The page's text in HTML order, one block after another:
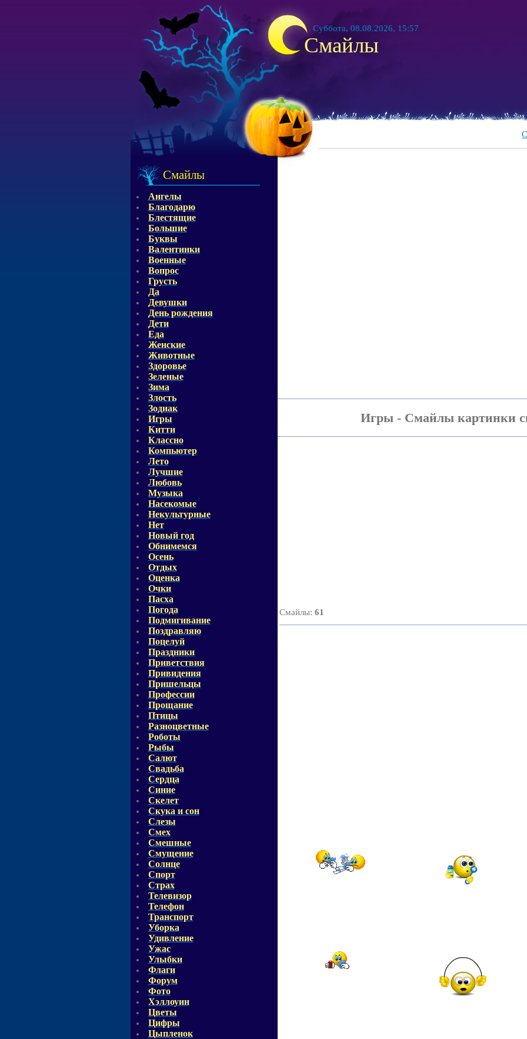
Смайлы
Суббота, 08.08.2026, 15:57
Смайлы
Ангелы
Благодарю
Блестящие
Большие
Буквы
Валентинки
Военные
Вопрос
Грусть
Да
Девушки
День рождения
Дети
Еда
Женские
Животные
Здоровье
Зеленые
Зима
Злость
Зодиак
Игры
Китти
Классно
Компьютер
Лето
Лучшие
Любовь
Музыка
Насекомые
Некультурные
Нет
Новый год
Обнимемся
Осень
Отдых
Оценка
Очки
Пасха
Погода
Подмигивание
Поздравляю
Поцелуй
Праздники
Приветствия
Привидения
Пришельцы
Профессии
Прощание
Птицы
Разноцветные
Роботы
Рыбы
Салют
Свадьба
Сердца
Синие
Скелет
Скука и сон
Слезы
Смех
Смешные
Смущение
Солнце
Спорт
Страх
Телевизор
Телефон
Транспорт
Уборка
Удивление
Ужас
Улыбки
Флаги
Форум
Фото
Хэллоуин
Цветы
Цифры
Цыпленок
Игры - Смайлы картинки
Смайлы: 61